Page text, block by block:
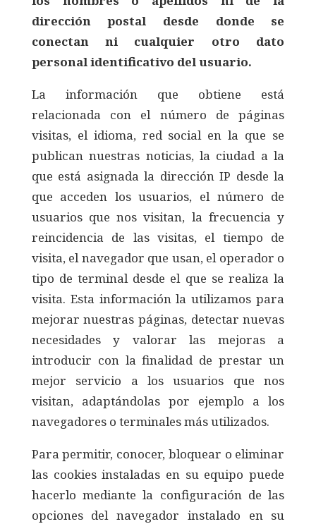
dirección postal desde donde se
conectan ni cualquier otro dato
personal identificativo del usuario.
La información que obtiene está
relacionada con el número de páginas
visitas, el idioma, red social en la que se
publican nuestras noticias, la ciudad a la
que está asignada la dirección IP desde la
que acceden los usuarios, el número de
usuarios que nos visitan, la frecuencia y
reincidencia de las visitas, el tiempo de
visita, el navegador que usan, el operador o
tipo de terminal desde el que se realiza la
visita. Esta información la utilizamos para
mejorar nuestras páginas, detectar nuevas
necesidades y valorar las mejoras a
introducir con la finalidad de prestar un
mejor servicio a los usuarios que nos
visitan, adaptándolas por ejemplo a los
navegadores o terminales más utilizados.
Para permitir, conocer, bloquear o eliminar
las cookies instaladas en su equipo puede
hacerlo mediante la configuración de las
opciones del navegador instalado en su